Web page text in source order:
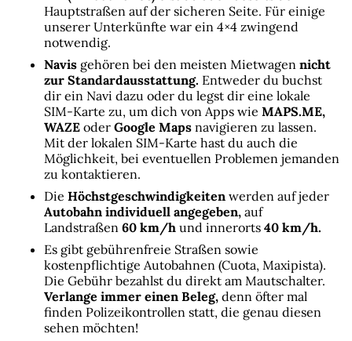
Hauptstraßen auf der sicheren Seite. Für einige
unserer Unterkünfte war ein 4×4 zwingend
notwendig.
Navis gehören bei den meisten Mietwagen nicht
zur Standardausstattung. Entweder du buchst
dir ein Navi dazu oder du legst dir eine lokale
SIM-Karte zu, um dich von Apps wie MAPS.ME,
WAZE oder Google Maps navigieren zu lassen.
Mit der lokalen SIM-Karte hast du auch die
Möglichkeit, bei eventuellen Problemen jemanden
zu kontaktieren.
Die Höchstgeschwindigkeiten
Autobahn individuell angegeben, auf
Landstraßen 60 km/h und innerorts 40 km/h.
Es gibt gebührenfreie Straßen sowie
kostenpflichtige Autobahnen (Cuota, Maxipista).
Verlange immer einen Beleg, denn öfter mal
finden Polizeikontrollen statt, die genau diesen
sehen möchten!